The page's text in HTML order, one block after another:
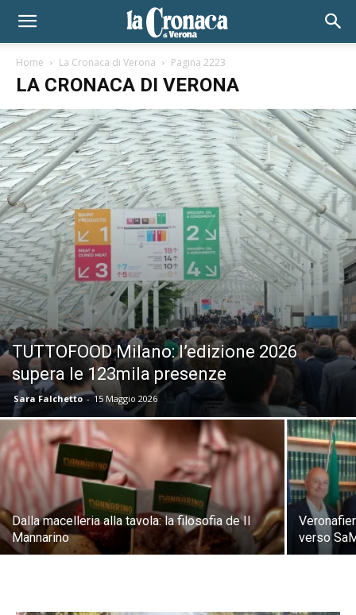
Home La Cronaca di Verona Pagina 2223
LA CRONACA DI VERONA
TUTTOFOOD Milano: l’edizione 2026
supera le 123mila presenze
Sara Falchetto - 15 Maggio 2026
Dalla macelleria alla tavola: la filosofia de Il
Mannarino
verso